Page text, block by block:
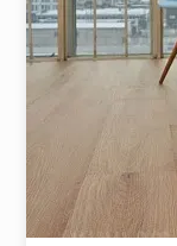
Место
Правила